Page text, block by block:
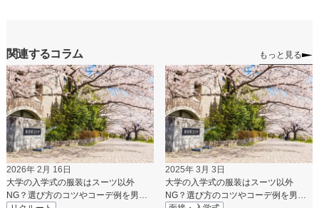
関連するコラム もっと見る
2026年 2月 16日
大学の入学式の服装はスーツ以外
NG？選び方のコツやコーデ例を男女
2025年 3月 3日
大学の入学式の服装はスーツ以外
NG？選び方のコツやコーデ例を男女